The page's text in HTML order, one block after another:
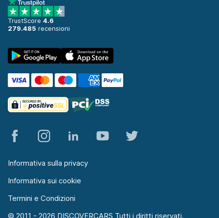
TrustScore 4.6
279.485 recensioni
© 2011 - 2026 DISCOVERCARS Tutti i diritti riservati.
Informativa sulla privacy
Informativa sui cookie
Termini e Condizioni